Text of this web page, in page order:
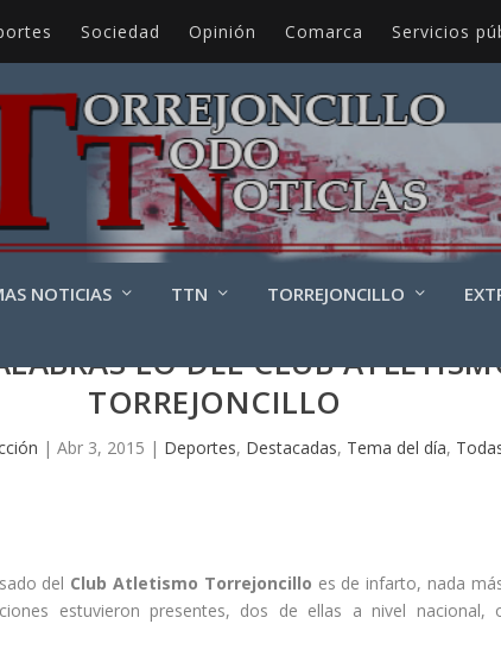
Sociedad Opinión Comarca Servicios
NOTICIAS TTN TORREJONCILLO
LO DEL CLUB
TORREJONCILLO
|Abr 3, 2015 | Deportes, Destacadas, Tema del día,
del Club Atletismo Torrejoncillo es de infarto, nada
estuvieron presentes, dos de ellas a nivel nacional,